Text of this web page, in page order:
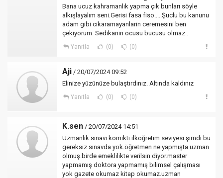
Bana ucuz kahramanlık yapma çık bunları söyle
alkışlayalım seni.Gerisi fasa fiso.....Şuclu bu kanunu
adam gibi cikaramayanlarin ceremesini ben
çekiyorum. Sedikanin ocusu bucusu olmaz..
Yanıtla (0) (0)
Aji / 20/07/2024 09:52
Elinize yüzünüze bulaştırdınız. Altında kaldınız
Yanıtla (0) (0)
K.sen / 20/07/2024 14:51
Uzmanlık sınavı komikti.ilköğretim seviyesi.şimdi bu
gereksiz sınavda yok.öğretmen ne yapmışta uzman
olmuş.birde emeklilikte verilsin diyor.master
yapmamış doktora yapmamış bilimsel çalışması
yok gazete okumaz kitap okumaz.uzman